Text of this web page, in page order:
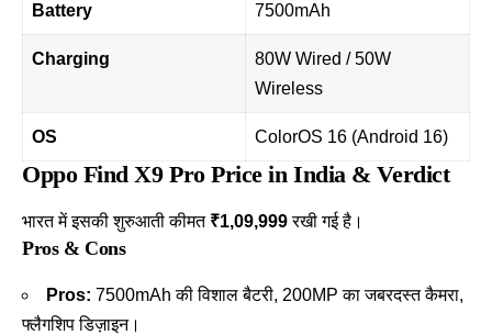
Battery 7500mAh
Charging
80W Wired / 50W
Wireless
OS ColorOS 16 (Android 16)
Oppo Find X9 Pro Price in India & Verdict
भारत में इसकी शुरुआती कीमत ₹1,09,999रखी गई है।
Pros & Cons
Pros: 7500mAh की विशाल बैटरी, 200MP का जबरदस्त कैमरा,
फ्लैगशिप डिज़ाइन।